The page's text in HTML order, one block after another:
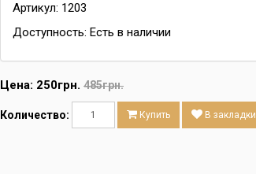
Артикул: 1203
Доступность: Есть в наличии
Цена: 250грн. 485грн.
Количество: Купить В закладки